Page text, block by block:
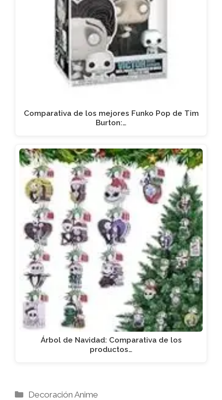
Comparativa de los mejores Funko Pop de Tim
Burton:…
Árbol de Navidad: Comparativa de los
productos…
Categorías
Decoración Anime